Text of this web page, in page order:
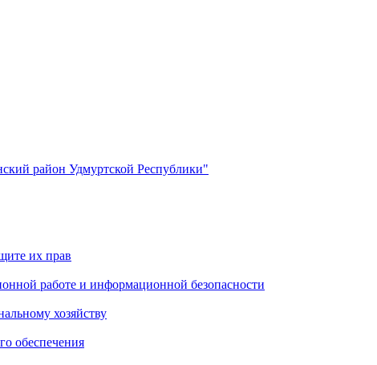
район Удмуртской Республики"
их прав
работе и информационной безопасности
хозяйству
обеспечения